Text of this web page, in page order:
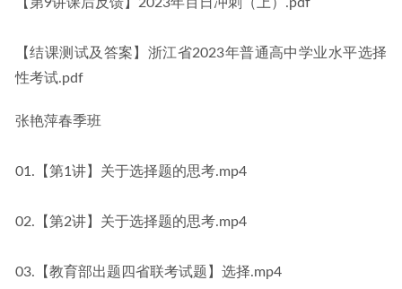
【结课测试及答案】浙江省2023年普通高中学业水平选择
性考试.pdf
张艳萍春季班
01.【第1讲】关于选择题的思考.mp4
02.【第2讲】关于选择题的思考.mp4
03.【教育部出题四省联考试题】选择.mp4